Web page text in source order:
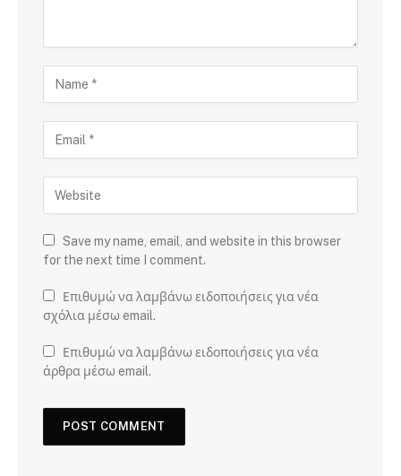
Save my name, email, and website in this browser
for the next time I comment.
Επιθυμώ να λαμβάνω ειδοποιήσεις για νέα
σχόλια μέσω email.
Επιθυμώ να λαμβάνω ειδοποιήσεις για νέα
άρθρα μέσω email.